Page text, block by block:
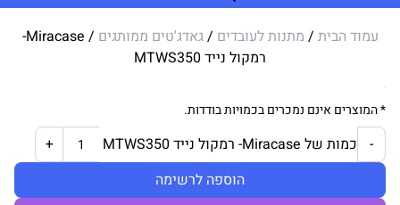
עמוד הבית / מתנות לעובדים /גאדג'טים ממותגים
/ Miracase-
רמקול נייד MTWS350
* המוצרים אינם נמכרים בכמויות בודדות.
- כמות של Miracase- רמקול נייד MTWS350
+
הוספה לרשימה